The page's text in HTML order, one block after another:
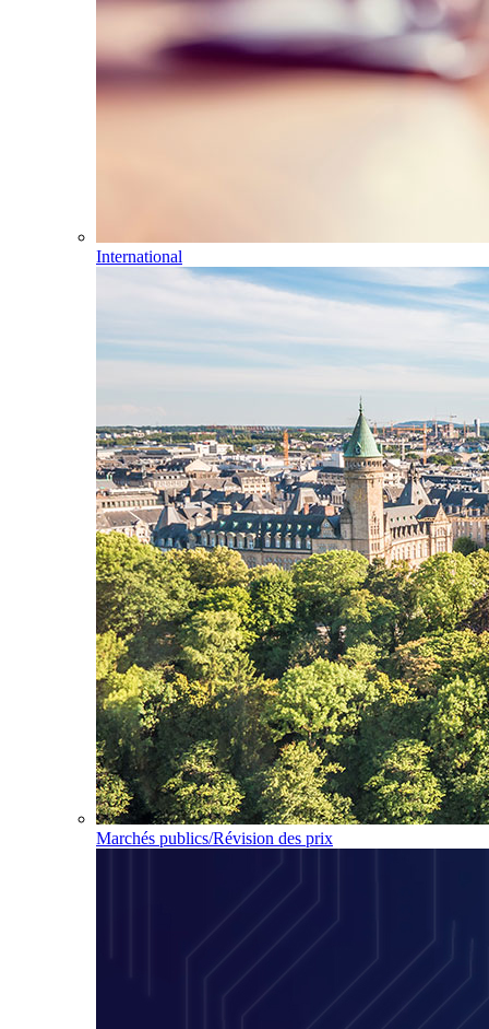
International
Marchés publics/Révision des prix